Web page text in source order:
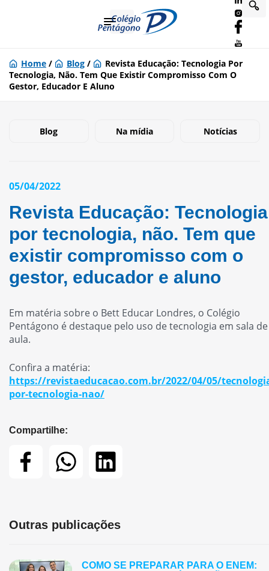
Home / Blog /
Revista Educação: Tecnologia Por
Tecnologia, Não. Tem Que Existir Compromisso Com O
Gestor, Educador E Aluno
Blog Na mídia Notícias
05/04/2022
Revista Educação: Tecnologia
por tecnologia, não. Tem que
existir compromisso com o
gestor, educador e aluno
Em matéria sobre o Bett Educar Londres, o Colégio
Pentágono é destaque pelo uso de tecnologia em sala de
aula.
Confira a matéria:
https://revistaeducacao.com.br/2022/04/05/
por-tecnologia-nao/
Compartilhe:
Outras publicações
COMO SE PREPARAR PARA O ENEM: